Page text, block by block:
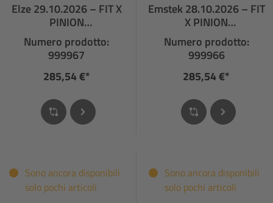
Elze 29.10.2026 – FIT X
PINION
FACHHÄNDLERSCHULU
NG
Numero prodotto:
999967
285,54 €*
Emstek 28.10.2026 – FIT
X PINION
FACHHÄNDLERSCHULUN
G
Numero prodotto:
999966
285,54 €*
Sono ancora disponibili
solo pochi articoli
Sono ancora disponibili
solo pochi articoli